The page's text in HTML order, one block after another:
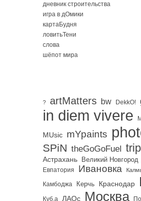
дневник строительства
игра в дОмики
картаБудня
ловитьТени
слова
шёпот мира
? artMatters bw DekkO!
in diem vivere
MUsic mYpaints
SPiN theGoGoFuel
Астрахань Великий Новгород
Евпатория Ивановка
Камбоджа Керчь Краснодар
Куб.а ЛАОс Москва